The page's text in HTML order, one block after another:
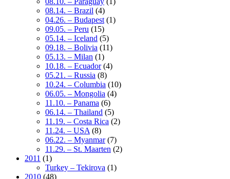
08.14. – Brazil (4)
04.26. – Budapest (1)
09.05. – Peru (15)
05.14. – Iceland (5)
09.18. – Bolivia (11)
05.13. – Milan (1)
10.18. – Ecuador(4)
05.21. – Russia (8)
10.24. – Columbia (10)
06.05. – Mongolia (4)
11.10. – Panama (6)
06.14. – Thailand (5)
11.19. – Costa Rica (2)
11.24. – USA (8)
06.22. – Myanmar(7)
11.29. – St. Maarten (2)
2011 (1)
Turkey – Tekirova (1)
2010 (48)